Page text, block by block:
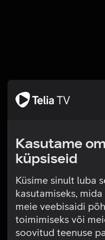
Kasutame
küpsiseid
Küsime sinult luba
kasutamiseks,
meie veebisaidi
toimimiseks või
soovitud teenuse